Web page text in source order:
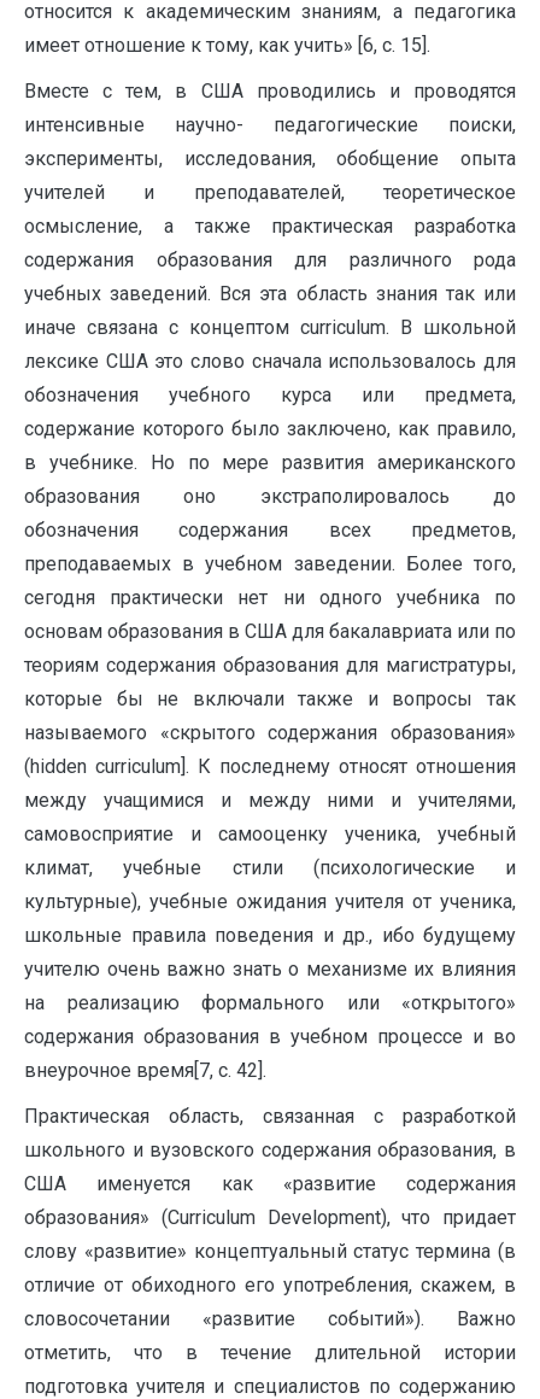
относится к академическим знаниям, а педагогика
имеет отношение к тому, как учить» [6, с. 15].
Вместе с тем, в США проводились и проводятся
интенсивные научно- педагогические поиски,
эксперименты, исследования, обобщение опыта
учителей и преподавателей, теоретическое
осмысление, а также практическая разработка
содержания образования для различного рода
учебных заведений. Вся эта область знания так или
иначе связана с концептом curriculum. В школьной
лексике США это слово сначала использовалось для
обозначения учебного курса или предмета,
содержание которого было заключено, как правило,
в учебнике. Но по мере развития американского
образования оно экстраполировалось до
обозначения содержания всех предметов,
преподаваемых в учебном заведении. Более того,
сегодня практически нет ни одного учебника по
основам образования в США для бакалавриата или по
теориям содержания образования для магистратуры,
которые бы не включали также и вопросы так
называемого «скрытого содержания образования»
(hidden curriculum]. К последнему относят отношения
между учащимися и между ними и учителями,
самовосприятие и самооценку ученика, учебный
климат, учебные стили (психологические и
культурные), учебные ожидания учителя от ученика,
школьные правила поведения и др., ибо будущему
учителю очень важно знать о механизме их влияния
на реализацию формального или «открытого»
содержания образования в учебном процессе и во
внеурочное время[7, с. 42].
Практическая область, связанная с разработкой
школьного и вузовского содержания образования, в
США именуется как «развитие содержания
образования» (Curriculum Development), что придает
слову «развитие» концептуальный статус термина (в
отличие от обиходного его употребления, скажем, в
словосочетании «развитие событий»). Важно
отметить, что в течение длительной истории
подготовка учителя и специалистов по содержанию